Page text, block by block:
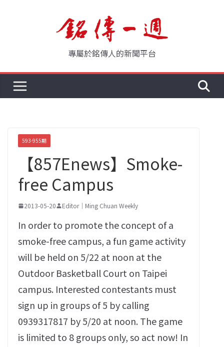
專屬於銘傳人的新聞平台
593-955期
【857Enews】Smoke-
free Campus
2013-05-20 Editor｜Ming Chuan Weekly
In order to promote the concept of a
smoke-free campus, a fun game activity
will be held on 5/22 at noon at the
Outdoor Basketball Court on Taipei
campus. Interested contestants must
sign up in groups of 5 by calling
0939317817 by 5/20 at noon. The game
is limited to 8 groups only, so act now! In